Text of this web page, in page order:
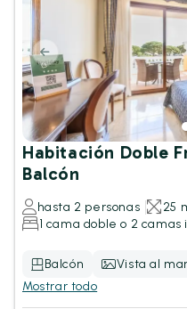
Habitación Doble
Balcón
hasta 2 personas
25
1 cama doble o 2
Balcón Vista al mar
Mostrar todo